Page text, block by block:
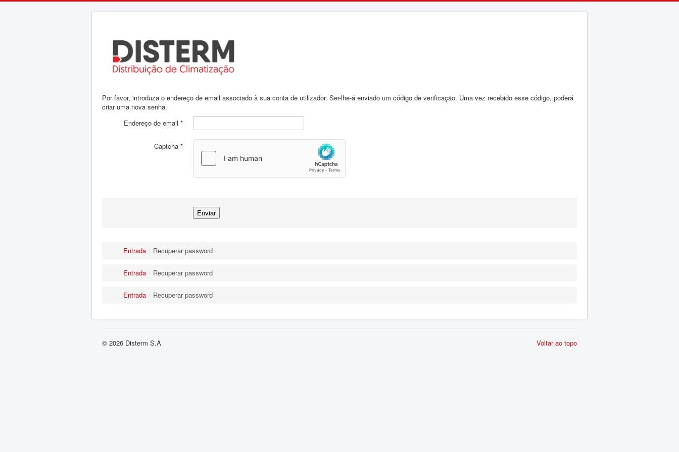
Por favor, introduza o endereço de email associado à sua conta de utilizador. Ser-lhe-á enviado um código de verificação. Uma vez recebido esse código, poderá
criar uma nova senha.
Endereço de email *
Captcha *
Enviar
Entrada / Recuperar password
Entrada / Recuperar password
Entrada / Recuperar password
Voltar ao topo
© 2026 Disterm S.A